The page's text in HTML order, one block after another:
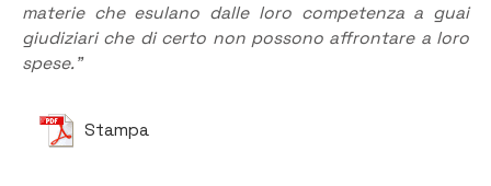
materie che esulano dalle loro competenza a guai
giudiziari che di certo non possono affrontare a loro
spese.”
Stampa